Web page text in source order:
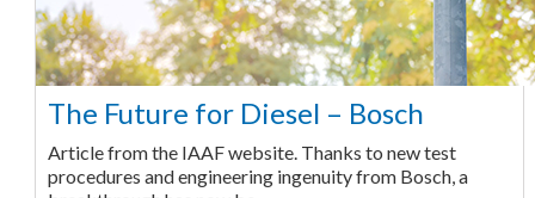
The Future for Diesel – Bosch
Article from the IAAF website. Thanks to new test
procedures and engineering ingenuity from Bosch, a